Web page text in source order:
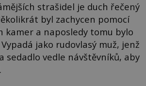
strašidel je duch řečený
byl zachycen pomocí
kamer a naposledy tomu bylo
jako rudovlasý muž, jenž
sedadlo vedle návštěvníků, aby